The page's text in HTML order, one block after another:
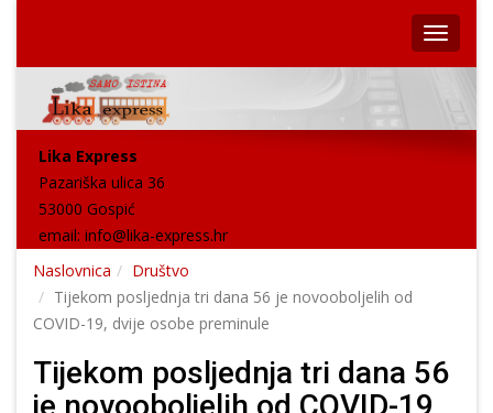
Lika Express
Pazariška ulica 36
53000 Gospić
email: info@lika-express.hr
Naslovnica
Društvo
Tijekom posljednja tri dana 56 je novooboljelih od
COVID-19, dvije osobe preminule
Tijekom posljednja tri dana 56